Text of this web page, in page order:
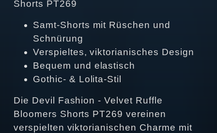
Shorts PT269
Samt-Shorts mit Rüschen und
Schnürung
Verspieltes, viktorianisches Design
Bequem und elastisch
Gothic- & Lolita-Stil
Die Devil Fashion - Velvet Ruffle
Bloomers Shorts PT269 vereinen
verspielten viktorianischen Charme mit